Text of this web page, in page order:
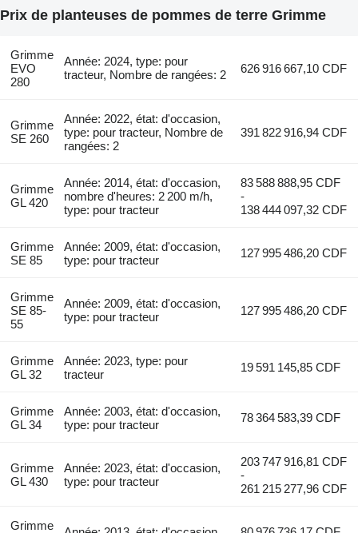
Prix de planteuses de pommes de terre Grimme
Grimme
EVO
280
Année: 2024, type: pour
tracteur, Nombre de rangées: 2
626 916 667,10 CDF
Grimme
SE 260
Année: 2022, état: d'occasion,
type: pour tracteur, Nombre de
rangées: 2
391 822 916,94 CDF
Grimme
GL 420
Année: 2014, état: d'occasion,
nombre d'heures: 2 200 m/h,
type: pour tracteur
83 588 888,95 CDF
-
138 444 097,32 CDF
Grimme
SE 85
Année: 2009, état: d'occasion,
type: pour tracteur
127 995 486,20 CDF
Grimme
SE 85-
55
Année: 2009, état: d'occasion,
type: pour tracteur
127 995 486,20 CDF
Grimme
GL 32
Année: 2023, type: pour
tracteur
19 591 145,85 CDF
Grimme
GL 34
Année: 2003, état: d'occasion,
type: pour tracteur
78 364 583,39 CDF
Grimme
GL 430
Année: 2023, état: d'occasion,
type: pour tracteur
203 747 916,81 CDF
-
261 215 277,96 CDF
Grimme